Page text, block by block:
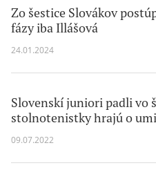
Zo šestice Slovákov
fázy iba Illášová
24.01.2024
Slovenskí juniori padli vo
stolnotenistky hrajú o
09.07.2022